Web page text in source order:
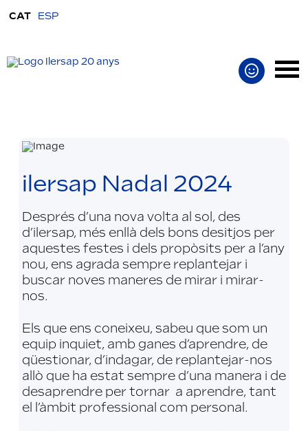
CAT ESP
ilersap Nadal 2024
Després d’una nova volta al sol, des
d’ilersap, més enllà dels bons desitjos per
aquestes festes i dels propòsits per a l’any
nou, ens agrada sempre replantejar i
buscar noves maneres de mirar i mirar-
nos.
Els que ens coneixeu, sabeu que som un
equip inquiet, amb ganes d’aprendre, de
qüestionar, d’indagar, de replantejar-nos
allò que ha estat sempre d’una manera i de
desaprendre per tornar a aprendre, tant
el l’àmbit professional com personal.